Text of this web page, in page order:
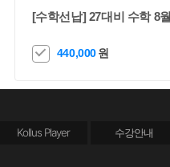
[수학선납] 27대비 수학 8월
440,000원
Kollus Player 수강안내